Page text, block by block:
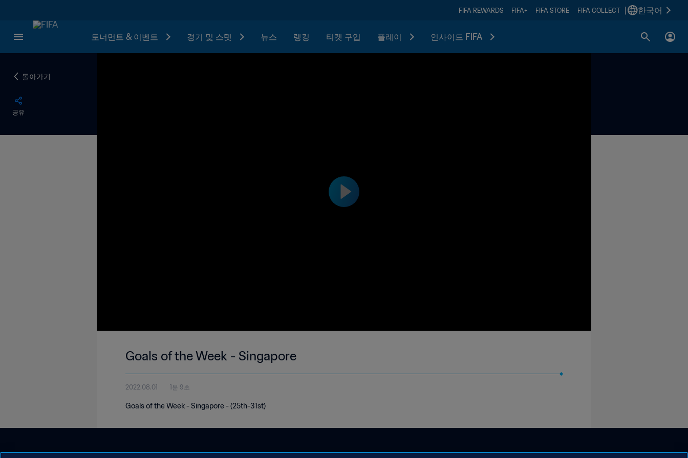
FIFA REWARDS FIFA+ FIFA STORE FIFA COLLECT 한국어
토너먼트 & 이벤트 경기 및 스텟 뉴스 랭킹 티켓 구입 플레이 인사이드 FIFA
돌아가기
공유
Goals of the Week - Singapore
2022.08.01 1분 9초
Goals of the Week - Singapore - (25th-31st)